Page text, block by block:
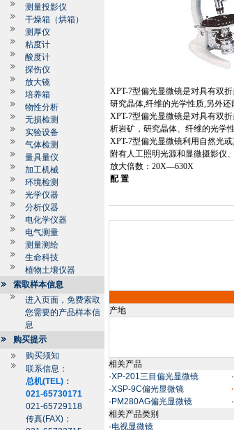
测量投影仪
干燥箱（烘箱）
测厚仪
粘度计
酸度计
探伤仪
放大镜
培养箱
物性分析
无损检测
实验设备
气体检测
量具量仪
加工机械
环境检测
光学仪器
分析仪器
电化学仪器
电气测量
测量测绘
生命科技
植物土壤仪器
索取样本信息
进入页面，免费索取
您需要的产品样本信
息
购买提示
购买须知
联系信息：
总机(TEL)：
021-65730171
021-65729118
传真(FAX)：
XPT-7型偏光显微镜是对具有双
研究晶体,纤维的光学性质,另外
XPT-7型偏光显微镜是对具有双
析岩矿，研究晶体、纤维的光学
XPT-7型偏光显微镜利用自然光
附有人工照明光源和显微摄影仪
放大倍数： 20X—630X
配 置
产地
相关产品
·XP-201三目偏光显微镜 ·
·XSP-9C偏光显微镜
· PM280AG偏光显微镜 ·
相关产品类别
·电视显微镜